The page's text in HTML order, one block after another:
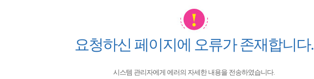
요청하신 페이지에 오류가 존재합니다.
시스템 관리자에게 에러의 자세한 내용을 전송하였습니다.